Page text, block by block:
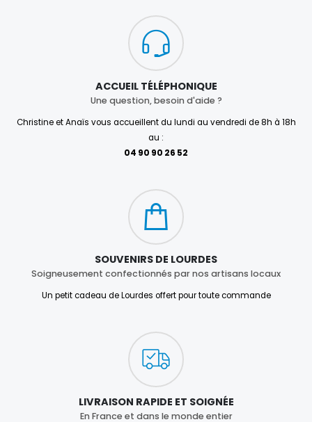
ACCUEIL TÉLÉPHONIQUE
Une question, besoin d'aide ?
Christine et Anaïs vous accueillent du lundi au vendredi de 8h à 18h
au :
04 90 90 26 52
SOUVENIRS DE LOURDES
Soigneusement confectionnés par nos artisans locaux
Un petit cadeau de Lourdes offert pour toute commande
LIVRAISON RAPIDE ET SOIGNÉE
En France et dans le monde entier